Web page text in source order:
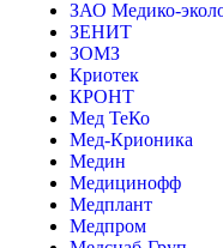
ЗАО Медико-
ЗЕНИТ
ЗОМЗ
Криотек
КРОНТ
Мед ТеКо
Мед-Крионика
Медин
Медицинофф
Медплант
Медпром